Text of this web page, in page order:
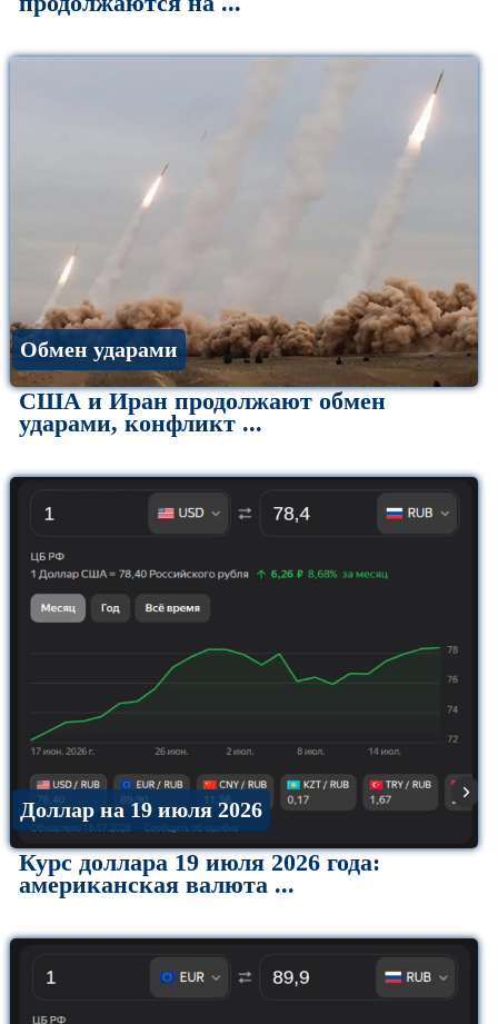
Обмен ударами
США и Иран продолжают обмен
ударами, конфликт ...
Доллар на 19 июля 2026
Курс доллара 19 июля 2026 года:
американская валюта ...